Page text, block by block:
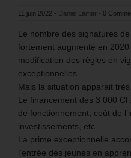
11 juin 2022 - Daniel Lamar - 0
Le nombre des signatures
fortement augmenté en
modification des règles en
exceptionnelles.
Mais la situation apparait
Le financement des 3 000
de fonctionnement, coût de
investissements, etc.
La prime exceptionnelle
l’entrée des jeunes en